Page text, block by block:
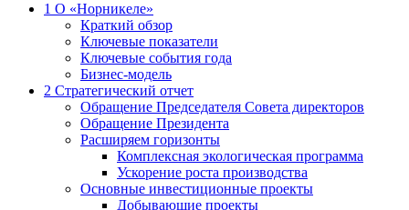
1 О «Норникеле»
Краткий обзор
Ключевые показатели
Ключевые события года
Бизнес-модель
2 Стратегический отчет
Обращение Председателя Совета директоров
Обращение Президента
Расширяем горизонты
Комплексная экологическая программа
Ускорение роста производства
Основные инвестиционные проекты
Добывающие проекты